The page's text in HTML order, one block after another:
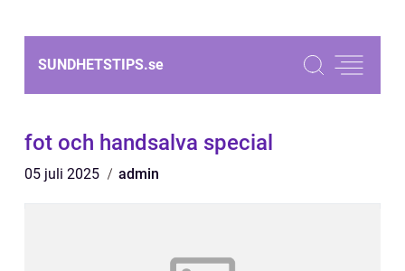
SUNDHETSTIPS.se
fot och handsalva special
05 juli 2025 admin